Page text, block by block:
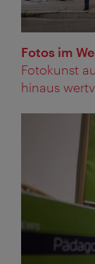
Fotos im
Fotokunst
hinaus